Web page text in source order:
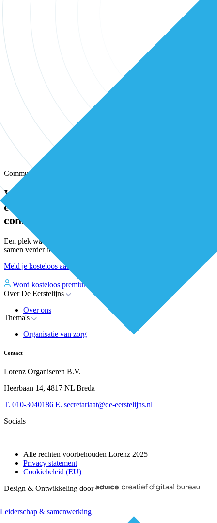
Leiderschap & samenwerking
Community
Wissel kennis en ervaring uit met andere
eerstelijns professionals in onze
community
Een plek waar eerstelijnsprofessionals elkaar vinden, versterken en
samen verder bouwen aan betere zorg.
Meld je kosteloos aan
Word kosteloos premium member
Over De Eerstelijns
Over ons
Nieuws
Whitepapers
Over BiancAI
Thema's
Organisatie van zorg
Digitalisering
Leiderschap & samenwerking
Sociaal domein
Contact
Lorenz Organiseren B.V.
Heerbaan 14, 4817 NL Breda
T. 010-3040186 E. secretariaat@de-eerstelijns.nl
Socials
Alle rechten voorbehouden Lorenz 2025
Privacy statement
Cookiebeleid (EU)
Design & Ontwikkeling door